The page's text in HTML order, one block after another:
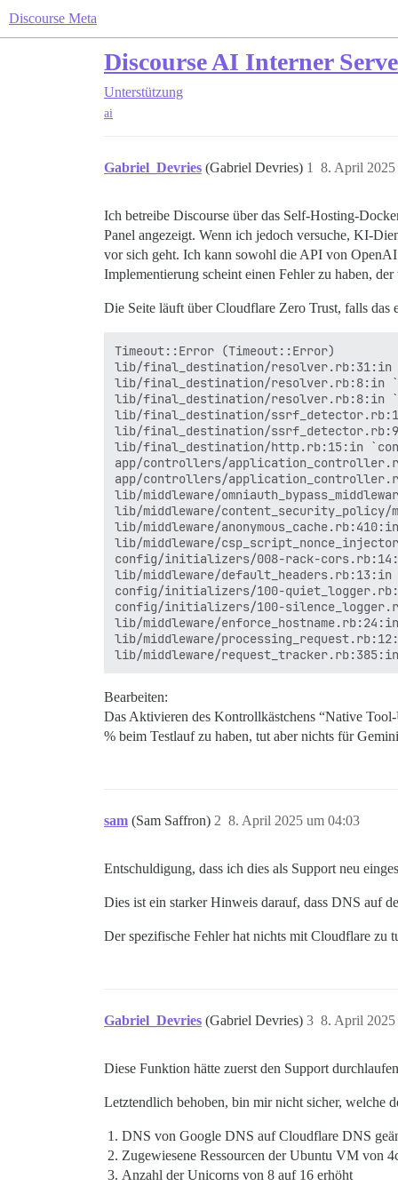
Discourse Meta
Discourse AI Interner
Unterstützung
ai
Gabriel_Devries (Gabriel Devries) 8. April 2025
1
Ich betreibe Discourse über das Self-Hosting-
Panel angezeigt. Wenn ich jedoch versuche, KI-
vor sich geht. Ich kann sowohl die API von
Implementierung scheint einen Fehler zu haben,
Die Seite läuft über Cloudflare Zero Trust, falls das
Timeout::Error (Timeout::Error)
lib/final_destination/resolver.rb:31:in
lib/final_destination/resolver.rb:8:in
lib/final_destination/resolver.rb:8:in
lib/final_destination/
lib/final_destination/
lib/final_destination/http.rb:15:in
app/controllers/
app/controllers/
lib/middleware/
lib/middleware/
lib/middleware/
lib/middleware/
config/initializers/008-rack-
lib/middleware/
config/initializers/100-
config/initializers/100-
lib/middleware/
lib/middleware/
Bearbeiten:
Das Aktivieren des Kontrollkästchens “Native
% beim Testlauf zu haben, tut aber nichts für
sam (Sam Saffron) 8. April 2025 um 04:03
2
Entschuldigung, dass ich dies als Support neu
Dies ist ein starker Hinweis darauf, dass DNS auf
Der spezifische Fehler hat nichts mit Cloudflare zu
Gabriel_Devries (Gabriel Devries) 8. April 2025
3
Diese Funktion hätte zuerst den Support
Letztendlich behoben, bin mir nicht sicher, welche
DNS von Google DNS auf Cloudflare DNS
Zugewiesene Ressourcen der Ubuntu VM von
Anzahl der Unicorns von 8 auf 16 erhöht